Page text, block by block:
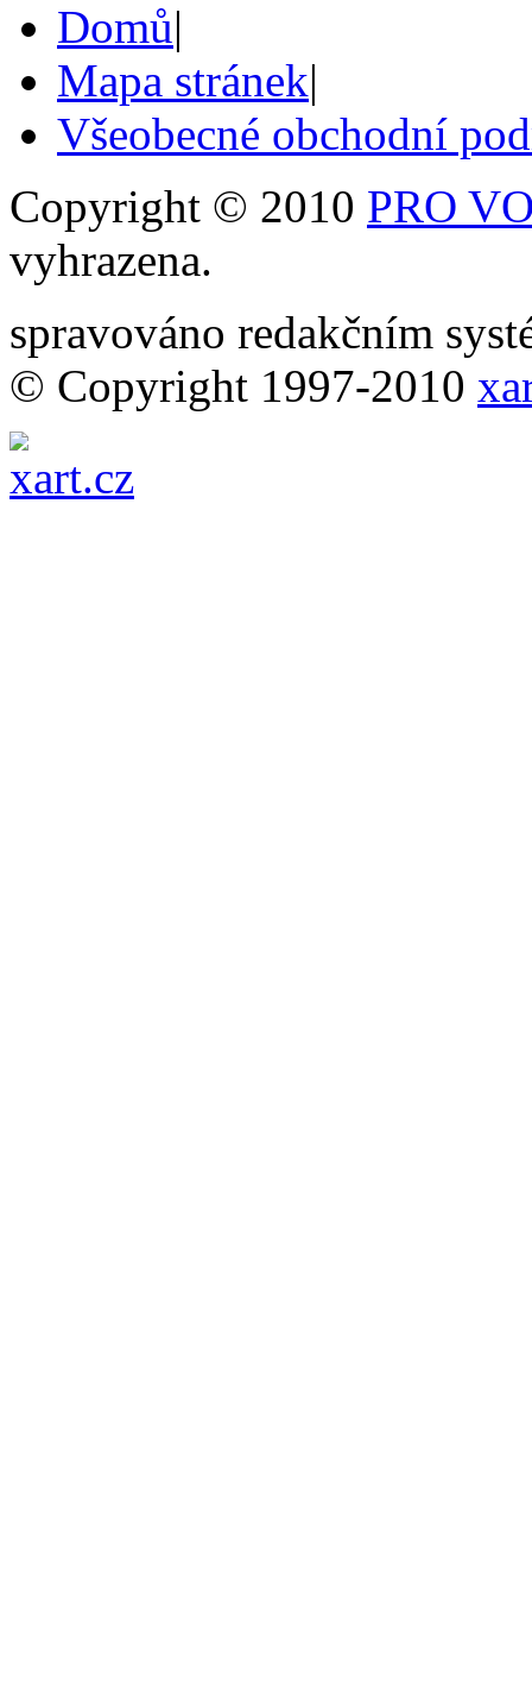
Domů|
Mapa stránek|
Všeobecné obchodní
Copyright © 2010 PRO
vyhrazena.
spravováno redakčním
© Copyright 1997-2010